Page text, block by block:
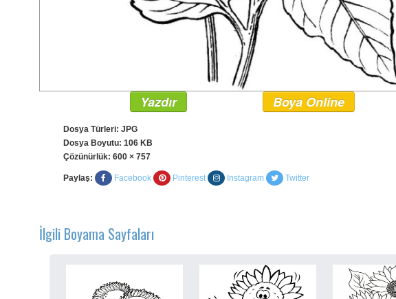
Yazdır Boya Online
Dosya Türleri: JPG
Dosya Boyutu: 106 KB
Çözünürlük: 600 × 757
Paylaş: Facebook Pinterest Instagram Twitter
İlgili Boyama Sayfaları